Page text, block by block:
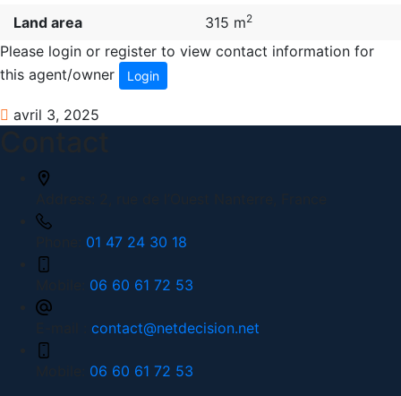
Land area 315 m2
Please login or register to view contact information for
this agent/owner
Login
avril 3, 2025
01 47 24 30 18
06 60 61 72 53
contact@netdecision.net
06 60 61 72 53